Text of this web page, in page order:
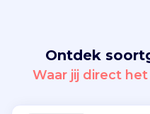
Vind
Ontdek
Waar jij direct